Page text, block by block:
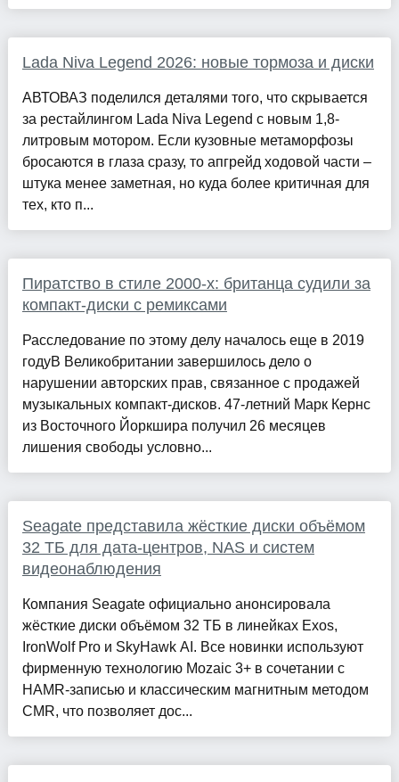
Lada Niva Legend 2026: новые тормоза и диски
АВТОВАЗ поделился деталями того, что скрывается
за рестайлингом Lada Niva Legend с новым 1,8-
литровым мотором. Если кузовные метаморфозы
бросаются в глаза сразу, то апгрейд ходовой части –
штука менее заметная, но куда более критичная для
тех, кто п...
Пиратство в стиле 2000-х: британца судили за
компакт-диски с ремиксами
Расследование по этому делу началось еще в 2019
годуВ Великобритании завершилось дело о
нарушении авторских прав, связанное с продажей
музыкальных компакт-дисков. 47-летний Марк Кернс
из Восточного Йоркшира получил 26 месяцев
лишения свободы условно...
Seagate представила жёсткие диски объёмом
32 ТБ для дата-центров, NAS и систем
видеонаблюдения
Компания Seagate официально анонсировала
жёсткие диски объёмом 32 ТБ в линейках Exos,
IronWolf Pro и SkyHawk AI. Все новинки используют
фирменную технологию Mozaic 3+ в сочетании с
HAMR-записью и классическим магнитным методом
CMR, что позволяет дос...